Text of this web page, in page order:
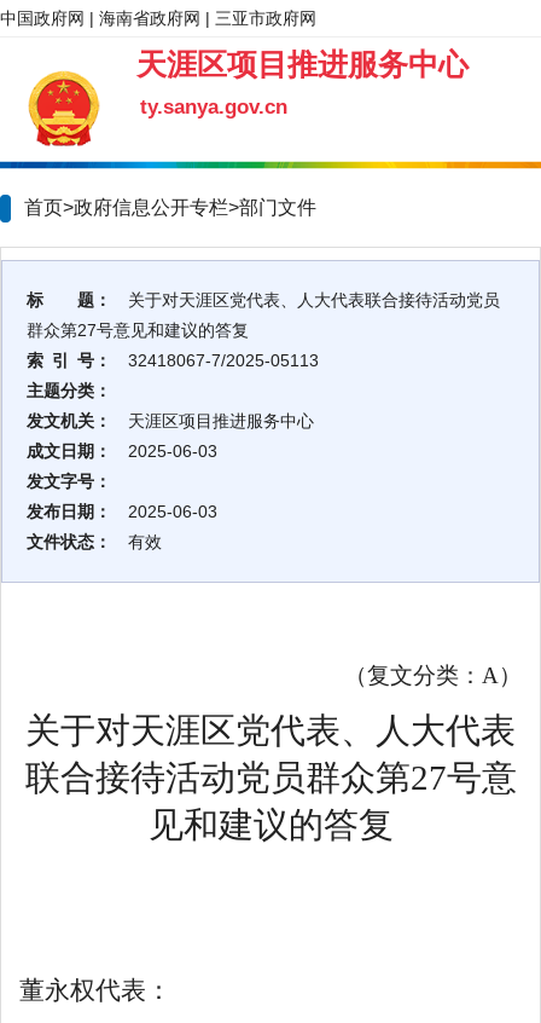
中国政府网 | 海南省政府网 | 三亚市政府网
天涯区项目推进服务中心
ty.sanya.gov.cn
首页>政府信息公开专栏>部门文件
标 题：
关于对天涯区党代表、人大代表联合接待活动党员
群众第27号意见和建议的答复
索 引 号：
32418067-7/2025-05113
主题分类：
发文机关：
天涯区项目推进服务中心
成文日期：
2025-06-03
发文字号：
发布日期：
2025-06-03
文件状态：
有效
（复文分类： A）
关于对天涯区党代表、人大代表
联合接待活动党员群众第27号意
见和建议的答复
董永权代表 ：